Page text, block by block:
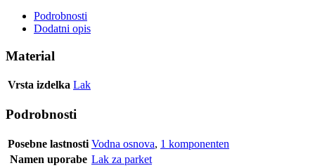
Podrobnosti
Dodatni opis
Material
Vrsta izdelka Lak
Podrobnosti
Posebne lastnosti Vodna osnova, 1 komponenten
Namen uporabe Lak za parket